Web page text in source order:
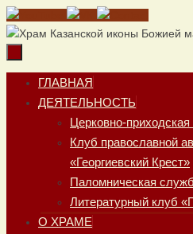
Перейти
к
Перейти
содержимому
ГЛАВНАЯ
ДЕЯТЕЛЬНОСТЬ
Церковно-
Клуб православной
«Георгиевский Крест»
Паломническая
Литературный клуб
О ХРАМЕ